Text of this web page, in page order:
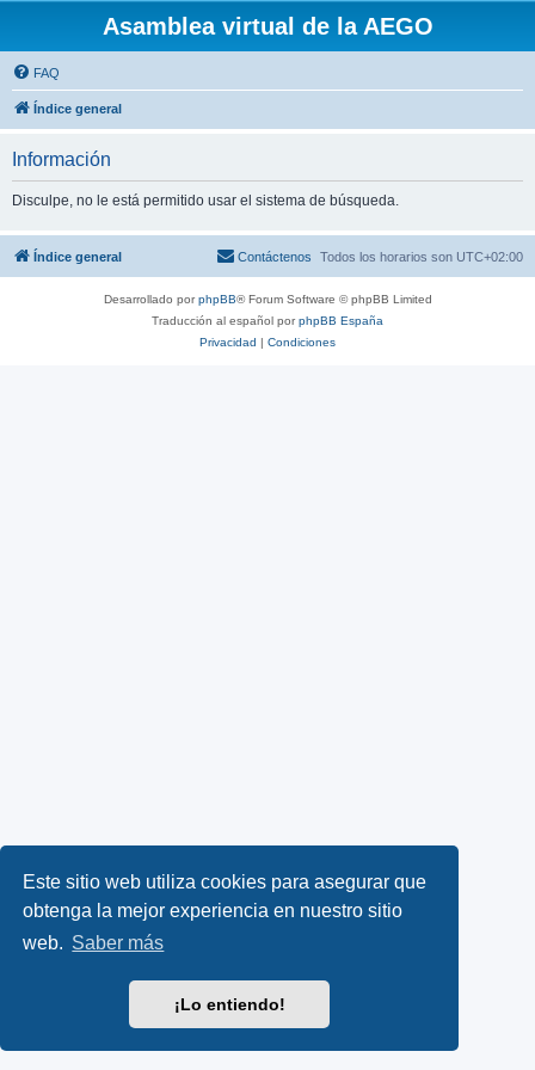
Este sitio web utiliza cookies para asegurar que
obtenga la mejor experiencia en nuestro sitio
web. Saber más
¡Lo entiendo!
Asamblea virtual de la AEGO
FAQ
Índice general
Información
Disculpe, no le está permitido usar el sistema de búsqueda.
Índice general Todos los horarios son UTC+02:00
Contáctenos
Desarrollado porphpBB® Forum Software © phpBB Limited
Traducción al español porphpBB España
Privacidad | Condiciones